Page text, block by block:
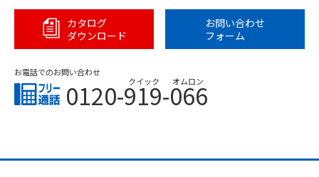
カタログ
ダウンロード
お問い合わせ
フォーム
お電話でのお問い合わせ
0120-919-066
クイック オムロン